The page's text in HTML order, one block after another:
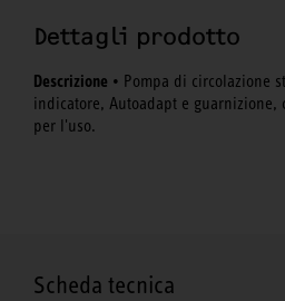
Dettagli prodotto
Descrizione • Pompa di circolazione
indicatore, Autoadapt e guarnizione,
per l'uso.
Scheda tecnica